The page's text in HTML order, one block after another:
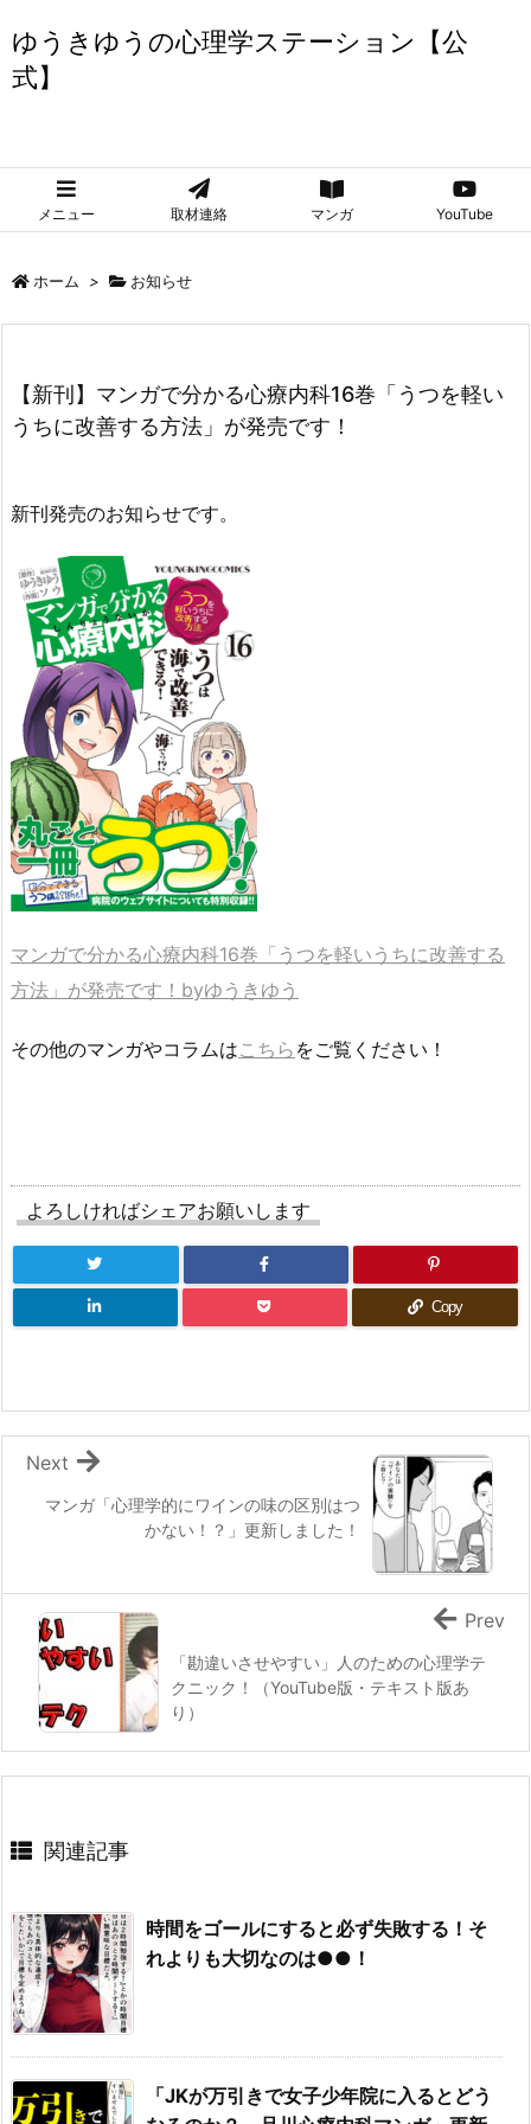
ゆうきゆうの心理学ステーション【公
式】
メニュー 取材連絡 マンガ YouTube
ホーム > お知らせ
【新刊】マンガで分かる心療内科16巻「うつを軽い
うちに改善する方法」が発売です！
新刊発売のお知らせです。
マンガで分かる心療内科16巻「うつを軽いうちに改善する
方法」が発売です！byゆうきゆう
その他のマンガやコラムはこちら をご覧ください！
よろしければシェアお願いします
Copy
マンガ「心理学的にワインの味の区別はつ
かない！？」更新しました！
Next
「勘違いさせやすい」人のための心理学テ
クニック！（YouTube版・テキスト版あ
り）
Prev
関連記事
時間をゴールにすると必ず失敗する！そ
れよりも大切なのは●●！
「JKが万引きで女子少年院に入るとどう